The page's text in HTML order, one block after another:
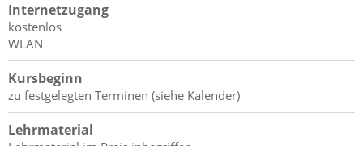
Internetzugang
kostenlos
WLAN
Kursbeginn
zu festgelegten Terminen (siehe Kalender)
Lehrmaterial